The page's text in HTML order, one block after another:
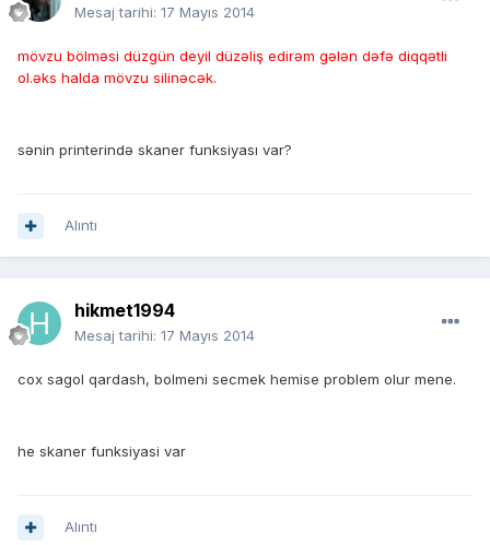
Mesaj tarihi: 17 Mayıs 2014
mövzu bölməsi düzgün deyil düzəliş edirəm gələn dəfə diqqətli
ol.əks halda mövzu silinəcək.
sənin printerində skaner funksiyası var?
Alıntı
hikmet1994
Mesaj tarihi: 17 Mayıs 2014
cox sagol qardash, bolmeni secmek hemise problem olur mene.
he skaner funksiyasi var
Alıntı